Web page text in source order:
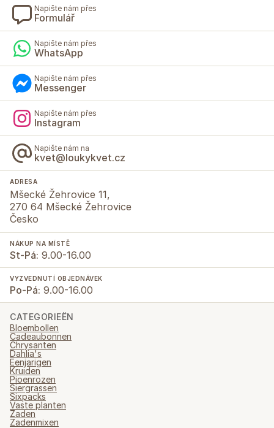
Napište nám přes
Formulář
Napište nám přes
WhatsApp
Napište nám přes
Messenger
Napište nám přes
Instagram
Napište nám na
kvet@loukykvet.cz
ADRESA
Mšecké Žehrovice 11,
270 64 Mšecké Žehrovice
Česko
NÁKUP NA MÍSTĚ
St-Pá: 9.00-16.00
VYZVEDNUTÍ OBJEDNÁVEK
Po-Pá: 9.00-16.00
CATEGORIEËN
Bloembollen
Cadeaubonnen
Chrysanten
Dahlia's
Eenjarigen
Kruiden
Pioenrozen
Siergrassen
Sixpacks
Vaste planten
Zaden
Zadenmixen